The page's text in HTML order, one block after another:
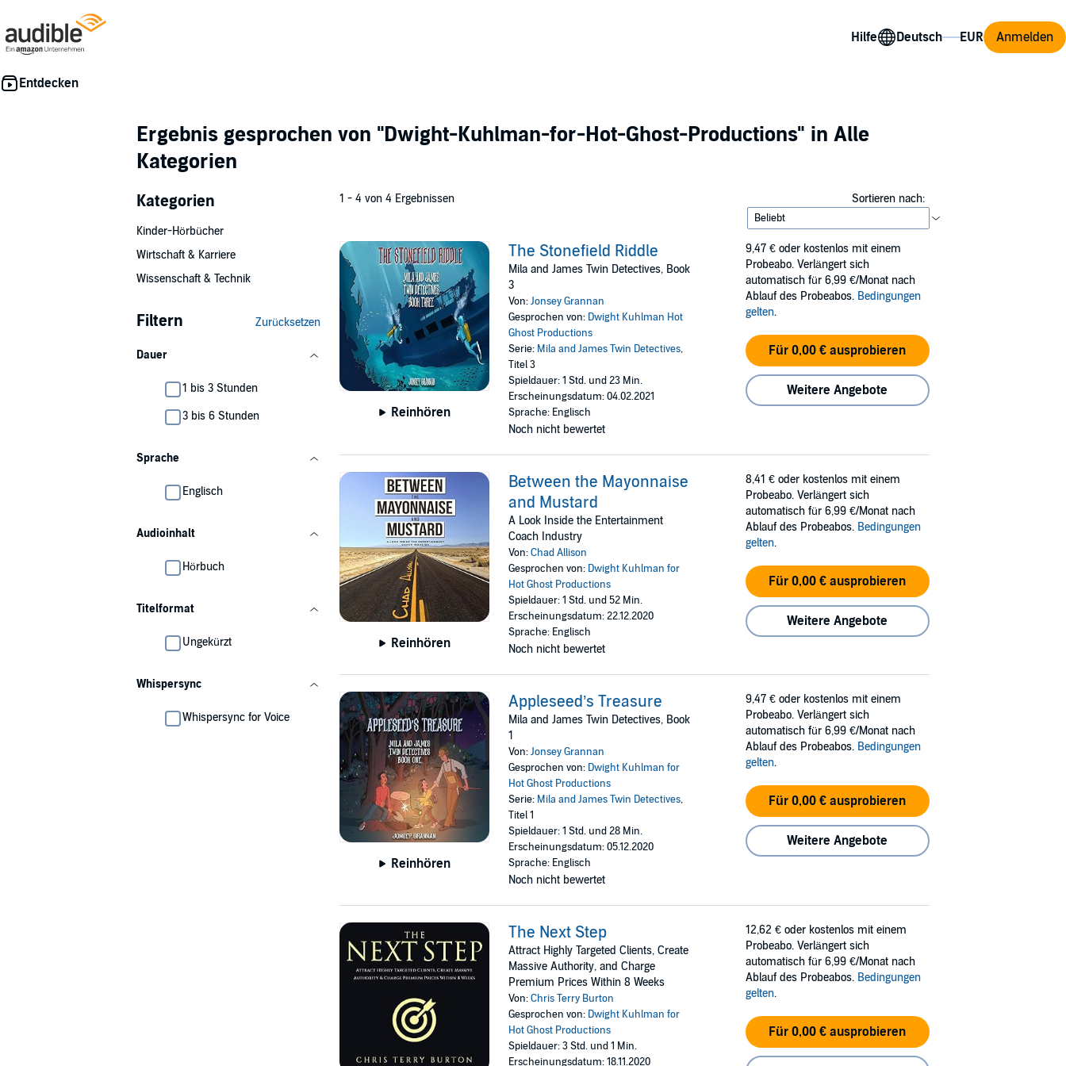
Hilfe Anmelden
Ergebnis gesprochen von "Dwight-Kuhlman-for-Hot-Ghost-Productions" in Alle
Kategorien
Kategorien
Kinder-Hörbücher
Wirtschaft & Karriere
Wissenschaft & Technik
Filtern Zurücksetzen
Dauer
1 bis 3 Stunden
3 bis 6 Stunden
Sprache
Englisch
Audioinhalt
Hörbuch
Titelformat
Ungekürzt
Whispersync
Whispersync for Voice
1 - 4 von 4 Ergebnissen Sortieren nach:
Reinhören
The Stonefield Riddle
Mila and James Twin Detectives, Book
3
Von:Jonsey Grannan
Gesprochen von: Dwight Kuhlman Hot
Ghost Productions
Serie: Mila and James Twin Detectives,
Titel 3
Spieldauer: 1 Std. und 23 Min.
Erscheinungsdatum: 04.02.2021
Sprache: Englisch
Noch nicht bewertet
9,47 € oder kostenlos mit einem
Probeabo. Verlängert sich
automatisch für 6,99 €/Monat nach
Ablauf des Probeabos. Bedingungen
gelten.
Für 0,00 € ausprobieren
Weitere Angebote
Reinhören
Between the Mayonnaise
and Mustard
A Look Inside the Entertainment
Coach Industry
Von:Chad Allison
Gesprochen von: Dwight Kuhlman for
Hot Ghost Productions
Spieldauer: 1 Std. und 52 Min.
Erscheinungsdatum: 22.12.2020
Sprache: Englisch
Noch nicht bewertet
8,41 € oder kostenlos mit einem
Probeabo. Verlängert sich
automatisch für 6,99 €/Monat nach
Ablauf des Probeabos. Bedingungen
gelten.
Für 0,00 € ausprobieren
Weitere Angebote
Reinhören
Appleseed’s Treasure
Mila and James Twin Detectives, Book
1
Von:Jonsey Grannan
Gesprochen von: Dwight Kuhlman for
Hot Ghost Productions
Serie: Mila and James Twin Detectives,
Titel 1
Spieldauer: 1 Std. und 28 Min.
Erscheinungsdatum: 05.12.2020
Sprache: Englisch
Noch nicht bewertet
9,47 € oder kostenlos mit einem
Probeabo. Verlängert sich
automatisch für 6,99 €/Monat nach
Ablauf des Probeabos. Bedingungen
gelten.
Für 0,00 € ausprobieren
Weitere Angebote
The Next Step
Attract Highly Targeted Clients, Create
Massive Authority, and Charge
Premium Prices Within 8 Weeks
Von:Chris Terry Burton
Gesprochen von: Dwight Kuhlman for
Hot Ghost Productions
Spieldauer: 3 Std. und 1 Min.
Erscheinungsdatum: 18.11.2020
12,62 € oder kostenlos mit einem
Probeabo. Verlängert sich
automatisch für 6,99 €/Monat nach
Ablauf des Probeabos. Bedingungen
gelten.
Für 0,00 € ausprobieren